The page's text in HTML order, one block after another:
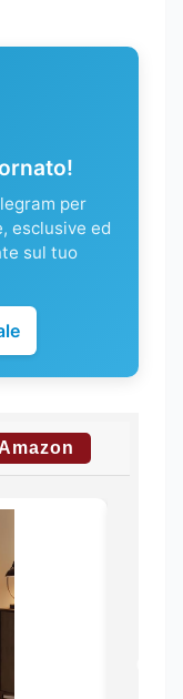
per
esclusive ed
sul tuo